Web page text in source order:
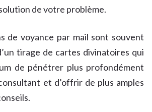
de votre problème.
de voyance par mail sont souvent
tirage de cartes divinatoires qui
de pénétrer plus profondément
et d’offrir de plus amples